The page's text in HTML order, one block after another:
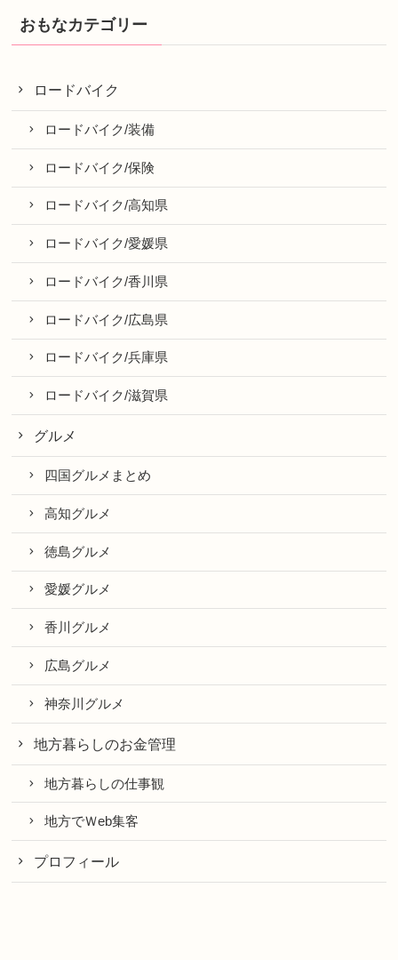
おもなカテゴリー
ロードバイク
ロードバイク/装備
ロードバイク/保険
ロードバイク/高知県
ロードバイク/愛媛県
ロードバイク/香川県
ロードバイク/広島県
ロードバイク/兵庫県
ロードバイク/滋賀県
グルメ
四国グルメまとめ
高知グルメ
徳島グルメ
愛媛グルメ
香川グルメ
広島グルメ
神奈川グルメ
地方暮らしのお金管理
地方暮らしの仕事観
地方でＷeb集客
プロフィール